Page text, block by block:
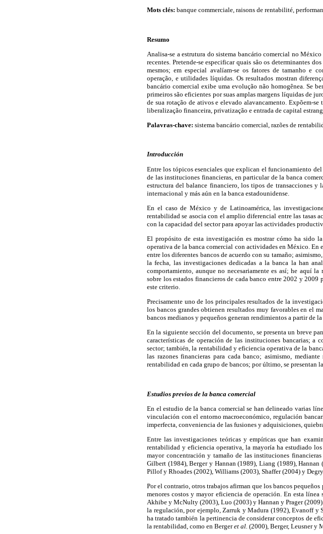
Mots clés: banque commerciale, raisons de rentabilité,
Resumo
Analisa-se a estrutura do sistema bancário comercial no
recentes. Pretende-se especificar quais sâo os determinantes
mesmos; em especial avalíam-se os fatores de tamanho e
operação, e utilidades líquidas. Os resultados mostran
bancário comercial exibe uma evolução não homogênea. Se
primeiros são eficientes por suas amplas margens líquidas de
de sua rotação de ativos e elevado alavancamento. Expõem-
liberalização financeira, privatização e entrada de capital
Palavras-chave: sistema bancário comercial, razões de
Introducción
Entre los tópicos esenciales que explican el funcionamiento
de las instituciones financieras, en particular de la banca
estructura del balance financiero, los tipos de transacciones
internacional y más aún en la banca estadounidense.
En el caso de México y de Latinoamérica, las
rentabilidad se asocia con el amplio diferencial entre las tasas
con la capacidad del sector para apoyar las actividades
El propósito de esta investigación es mostrar cómo ha sido
operativa de la banca comercial con actividades en México.
entre los diferentes bancos de acuerdo con su tamaño;
la fecha, las investigaciones dedicadas a la banca la han
comportamiento, aunque no necesariamente es así; he aquí
sobre los estados financieros de cada banco entre 2002 y
este criterio.
Precisamente uno de los principales resultados de la
los bancos grandes obtienen resultados muy favorables en el
bancos medianos y pequeños generan rendimientos a partir de
En la siguiente sección del documento, se presenta un breve
características de operación de las instituciones bancarias; a
sector; también, la rentabilidad y eficiencia operativa de la
las razones financieras para cada banco; asimismo,
rentabilidad en cada grupo de bancos; por último, se presentan
Estudios previos de la banca comercial
En el estudio de la banca comercial se han delineado varias
vinculación con el entorno macroeconómico, regulación
imperfecta, conveniencia de las fusiones y adquisiciones,
Entre las investigaciones teóricas y empíricas que han
rentabilidad y eficiencia operativa, la mayoría ha estudiado
mayor concentración y tamaño de las instituciones
Gilbert (1984), Berger y Hannan (1989), Liang (1989),
Pillof y Rhoades (2002), Williams (2003), Shaffer (2004) y
Por el contrario, otros trabajos afirman que los bancos
menores costos y mayor eficiencia de operación. En esta
Akhibe y McNulty (2003), Luo (2003) y Hannan y Prager
la regulación, por ejemplo, Zarruk y Madura (1992), Evanoff
ha tratado también la pertinencia de considerar conceptos de
la rentabilidad, como en Bergeret al. (2000), Berger, Leusner y